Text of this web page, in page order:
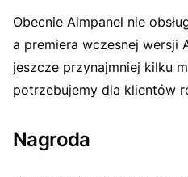
Obecnie Aimpanel nie
a premiera wczesnej wersji
jeszcze przynajmniej kilku
potrzebujemy dla klientów
Nagroda